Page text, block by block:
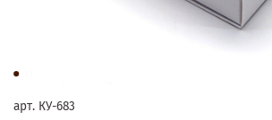
арт. КУ-683